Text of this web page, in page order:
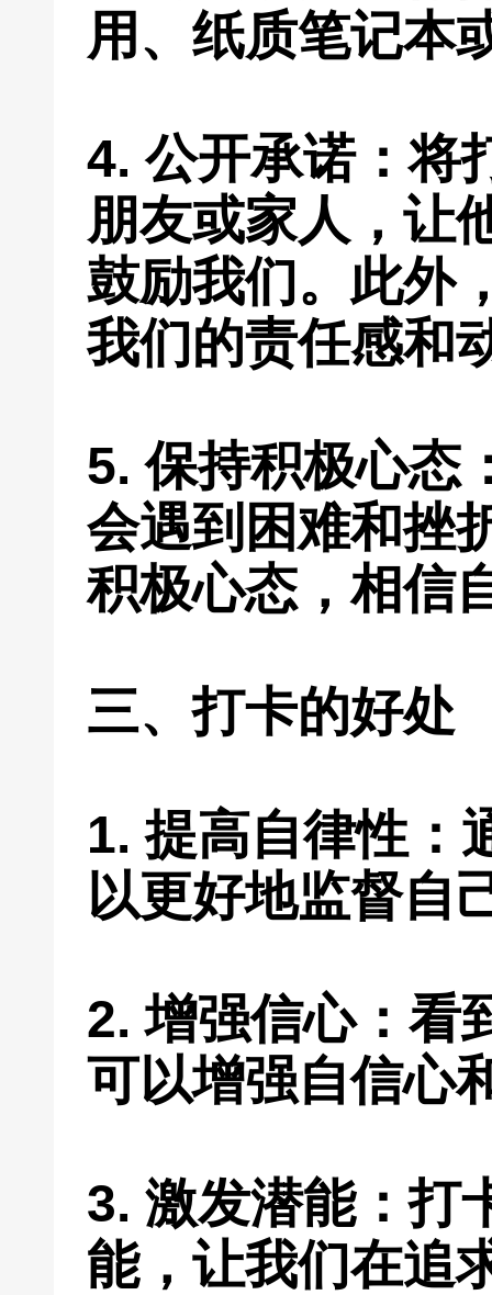
用、纸质笔记本
4. 公开承诺：将
朋友或家人，让
鼓励我们。此外
我们的责任感和
5. 保持积极心态
会遇到困难和挫
积极心态，相信
三、打卡的好处
1. 提高自律性：
以更好地监督自
2. 增强信心：看
可以增强自信心
3. 激发潜能：打
能，让我们在追